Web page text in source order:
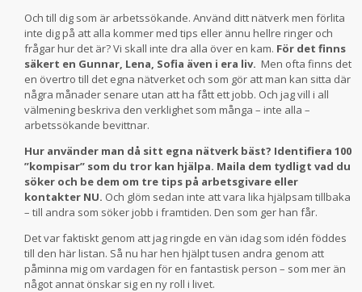
Och till dig som är arbetssökande. Använd ditt nätverk men förlita
inte dig på att alla kommer med tips eller ännu hellre ringer och
frågar hur det är? Vi skall inte dra alla över en kam. För det finns
säkert en Gunnar, Lena, Sofia även i era liv. Men ofta finns det
en övertro till det egna nätverket och som gör att man kan sitta där
några månader senare utan att ha fått ett jobb. Och jag vill i all
välmening beskriva den verklighet som många – inte alla –
arbetssökande bevittnar.
Hur använder man då sitt egna nätverk bäst? Identifiera 100
”kompisar” som du tror kan hjälpa. Maila dem tydligt vad du
söker och be dem om tre tips på arbetsgivare eller
kontakter NU. Och glöm sedan inte att vara lika hjälpsam tillbaka
– till andra som söker jobb i framtiden. Den som ger han får.
Det var faktiskt genom att jag ringde en vän idag som idén föddes
till den här listan. Så nu har hen hjälpt tusen andra genom att
påminna mig om vardagen för en fantastisk person – som mer än
något annat önskar sig en ny roll i livet.